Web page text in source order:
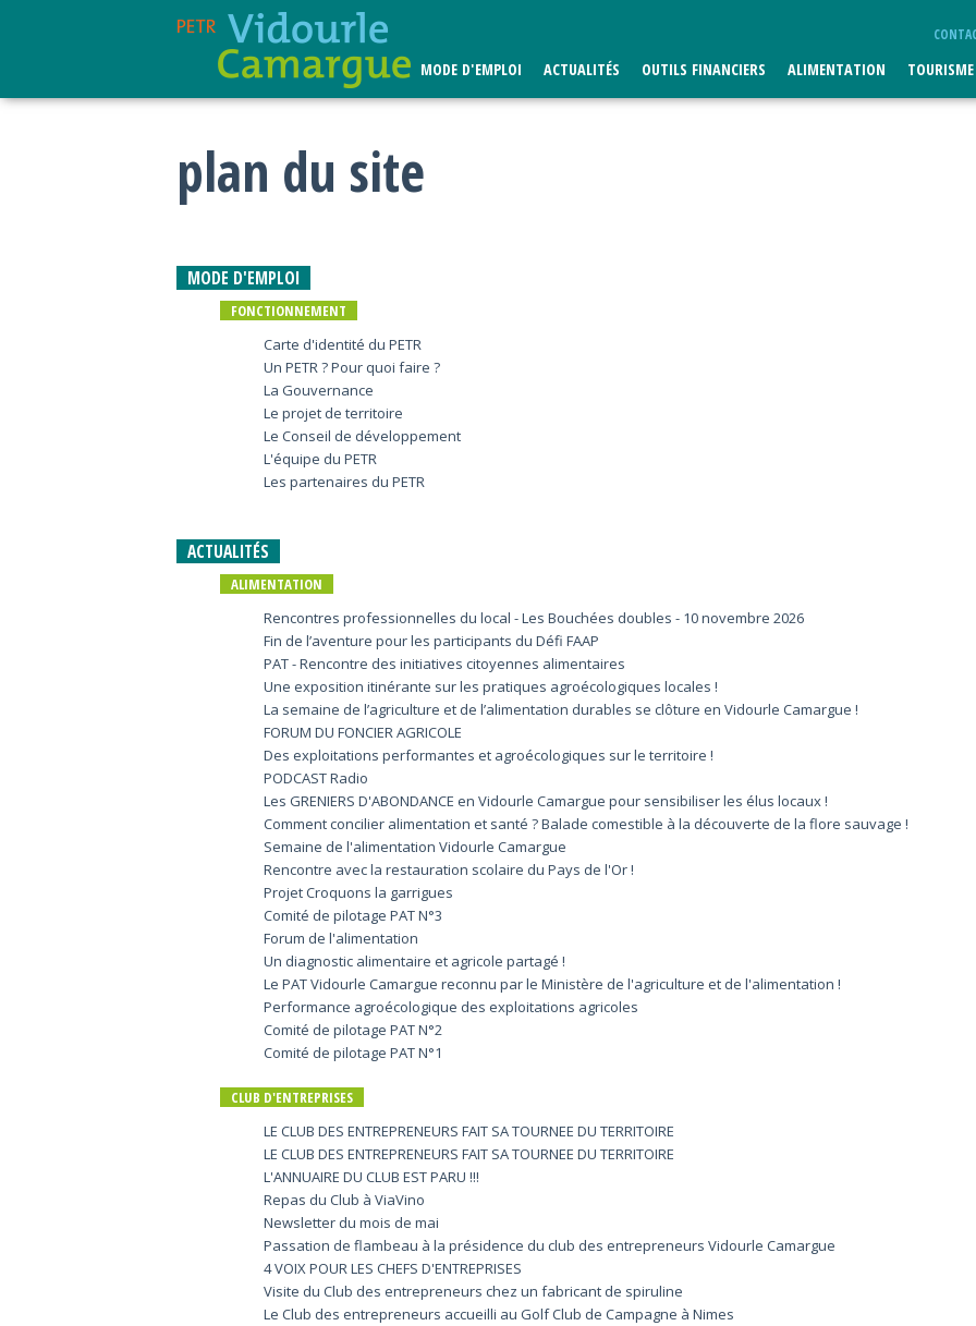
MODE D'EMPLOI ACTUALITÉS OUTILS FINANCIERS ALIMENTATION TOURISME
Vous êtes ici Accueil Plan du site
plan du site
MODE D'EMPLOI
FONCTIONNEMENT
Carte d'identité du PETR
Un PETR ? Pour quoi faire ?
La Gouvernance
Le projet de territoire
Le Conseil de développement
L'équipe du PETR
Les partenaires du PETR
ACTUALITÉS
ALIMENTATION
Rencontres professionnelles du local - Les Bouchées doubles - 10 novembre 2026
Fin de l’aventure pour les participants du Défi FAAP
PAT - Rencontre des initiatives citoyennes alimentaires
Une exposition itinérante sur les pratiques agroécologiques locales !
La semaine de l’agriculture et de l’alimentation durables se clôture en Vidourle Camargue !
FORUM DU FONCIER AGRICOLE
Des exploitations performantes et agroécologiques sur le territoire !
PODCAST Radio
Les GRENIERS D'ABONDANCE en Vidourle Camargue pour sensibiliser les élus locaux !
Comment concilier alimentation et santé ? Balade comestible à la découverte de la flore sauvage !
Semaine de l'alimentation Vidourle Camargue
Rencontre avec la restauration scolaire du Pays de l'Or !
Projet Croquons la garrigues
Comité de pilotage PAT N°3
Forum de l'alimentation
Un diagnostic alimentaire et agricole partagé !
Le PAT Vidourle Camargue reconnu par le Ministère de l'agriculture et de l'alimentation !
Performance agroécologique des exploitations agricoles
Comité de pilotage PAT N°2
Comité de pilotage PAT N°1
CLUB D'ENTREPRISES
LE CLUB DES ENTREPRENEURS FAIT SA TOURNEE DU TERRITOIRE
LE CLUB DES ENTREPRENEURS FAIT SA TOURNEE DU TERRITOIRE
L'ANNUAIRE DU CLUB EST PARU !!!
Repas du Club à ViaVino
Newsletter du mois de mai
Passation de flambeau à la présidence du club des entrepreneurs Vidourle Camargue
4 VOIX POUR LES CHEFS D'ENTREPRISES
Visite du Club des entrepreneurs chez un fabricant de spiruline
Le Club des entrepreneurs accueilli au Golf Club de Campagne à Nimes